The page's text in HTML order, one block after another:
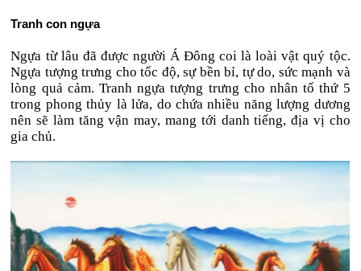
Tranh con ngựa
Ngựa từ lâu đã được người Á Đông coi là loài vật quý tộc.
Ngựa tượng trưng cho tốc độ, sự bền bỉ, tự do, sức mạnh và
lòng quả cảm. Tranh ngựa tượng trưng cho nhân tố thứ 5
trong phong thủy là lửa, do chứa nhiều năng lượng dương
nên sẽ làm tăng vận may, mang tới danh tiếng, địa vị cho
gia chủ.